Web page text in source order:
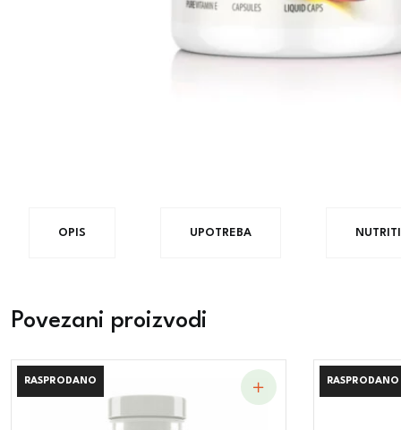
OPIS UPOTREBA
Povezani proizvodi
RASPRODANO
RASPRODANO RASPRODANO
RASPRODANO